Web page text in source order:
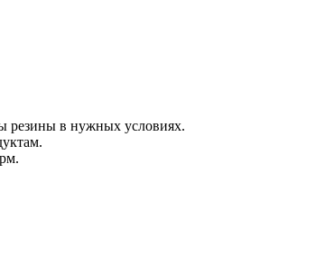
резины в нужных условиях.